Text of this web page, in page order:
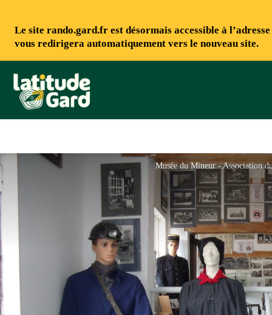
Le site rando.gard.fr est désormais accessible à l’adresse
vous redirigera automatiquement vers le nouveau site.
Rando Gard